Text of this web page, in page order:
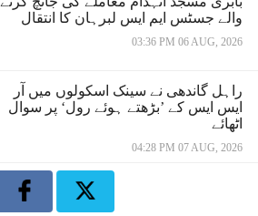
والے جسٹس ایم ایس لبرہان کا انتقال
03:36 PM 06 AUG, 2026
راہل گاندھی نے سینک اسکولوں میں آر
ایس ایس کے ’بڑھتے ہوئے رول‘ پر سوال
اٹھائے
04:28 PM 07 AUG, 2026